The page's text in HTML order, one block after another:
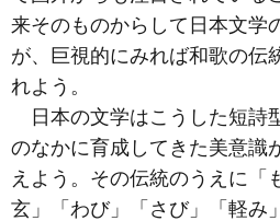
来そのものからして日本文学
が、巨視的にみれば和歌の伝
れよう。
日本の文学はこうした短詩
のなかに育成してきた美意識
えよう。その伝統のうえに「
玄」「わび」「さび」「軽み